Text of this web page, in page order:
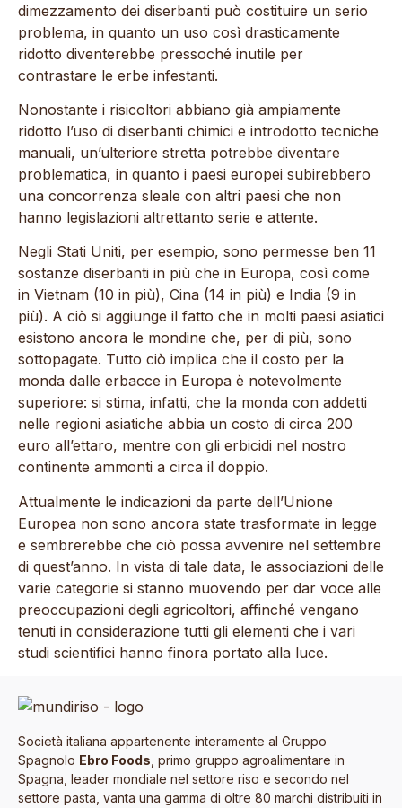
dimezzamento dei diserbanti può costituire un serio
problema, in quanto un uso così drasticamente
ridotto diventerebbe pressoché inutile per
contrastare le erbe infestanti.
Nonostante i risicoltori abbiano già ampiamente
ridotto l’uso di diserbanti chimici e introdotto tecniche
manuali, un’ulteriore stretta potrebbe diventare
problematica, in quanto i paesi europei subirebbero
una concorrenza sleale con altri paesi che non
hanno legislazioni altrettanto serie e attente.
Negli Stati Uniti, per esempio, sono permesse ben 11
sostanze diserbanti in più che in Europa, così come
in Vietnam (10 in più), Cina (14 in più) e India (9 in
più). A ciò si aggiunge il fatto che in molti paesi asiatici
esistono ancora le mondine che, per di più, sono
sottopagate. Tutto ciò implica che il costo per la
monda dalle erbacce in Europa è notevolmente
superiore: si stima, infatti, che la monda con addetti
nelle regioni asiatiche abbia un costo di circa 200
euro all’ettaro, mentre con gli erbicidi nel nostro
continente ammonti a circa il doppio.
Attualmente le indicazioni da parte dell’Unione
Europea non sono ancora state trasformate in legge
e sembrerebbe che ciò possa avvenire nel settembre
di quest’anno. In vista di tale data, le associazioni delle
varie categorie si stanno muovendo per dar voce alle
preoccupazioni degli agricoltori, affinché vengano
tenuti in considerazione tutti gli elementi che i vari
studi scientifici hanno finora portato alla luce.
Società italiana appartenente interamente al Gruppo
Spagnolo Ebro Foods , primo gruppo agroalimentare in
Spagna, leader mondiale nel settore riso e secondo nel
settore pasta, vanta una gamma di oltre 80 marchi distribuiti in